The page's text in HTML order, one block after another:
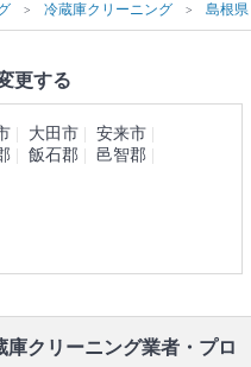
冷蔵庫クリーニング 島根県
更する
大田市
安来市
飯石郡
邑智郡
庫クリーニング業者・プロ